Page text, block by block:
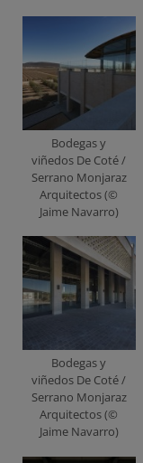
Bodegas y
viñedos De Coté /
Serrano Monjaraz
Arquitectos (©
Jaime Navarro)
Bodegas y
viñedos De Coté /
Serrano Monjaraz
Arquitectos (©
Jaime Navarro)